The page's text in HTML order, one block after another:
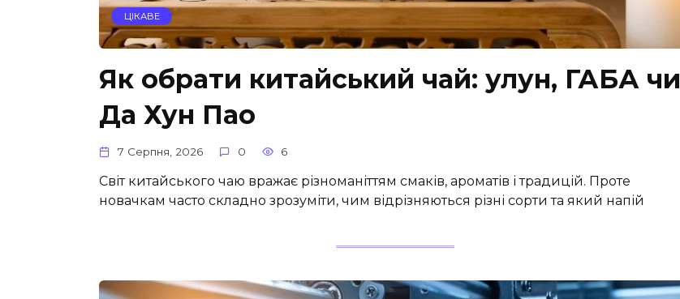
ЦІКАВЕ
Як обрати китайський чай: улун, ГАБА чи
Да Хун Пао
7 Серпня, 2026 0 6
Світ китайського чаю вражає різноманіттям смаків, ароматів і традицій. Проте
новачкам часто складно зрозуміти, чим відрізняються різні сорти та який напій